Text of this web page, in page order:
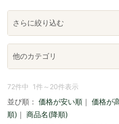
72件中 1件～20件表示
並び順： 価格が安い順 ｜ 価格が
順) ｜ 商品名(降順)
さらに絞り込む
他のカテゴリ